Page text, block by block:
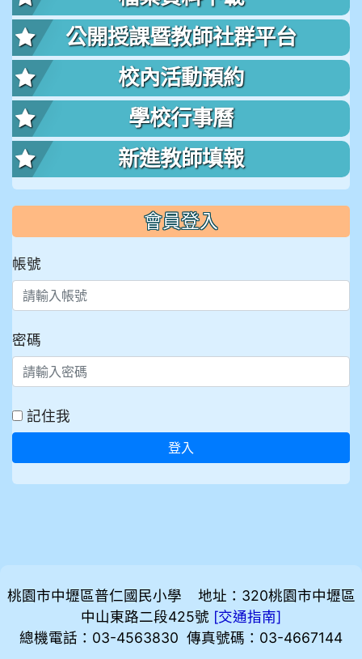
公開授課暨教師社群平台
校內活動預約
學校行事曆
新進教師填報
會員登入
帳號
密碼
記住我
登入
桃園市中壢區普仁國民小學 地址：320桃園市中壢區
中山東路二段425號 [交通指南]
總機電話：03-4563830 傳真號碼：03-4667144